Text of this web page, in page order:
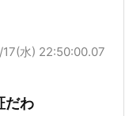
水) 22:50:00.07
だわ